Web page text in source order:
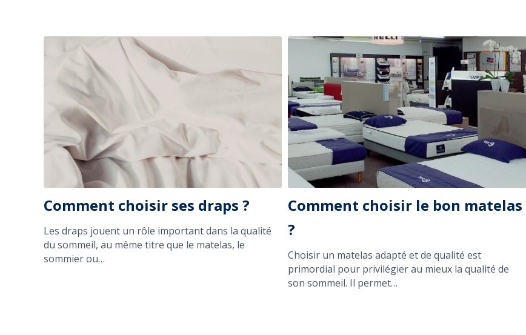
Comment choisir ses draps ?
Les draps jouent un rôle important dans la qualité
du sommeil, au même titre que le matelas, le
sommier ou…
Comment choisir le bon matelas
?
Choisir un matelas adapté et de qualité est
primordial pour privilégier au mieux la qualité de
son sommeil. Il permet…